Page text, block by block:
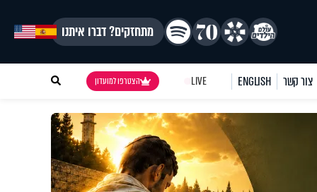
מתחזקים? דברו איתנו
צור קשר ENGLISH
LIVE הצטרפו למועדון